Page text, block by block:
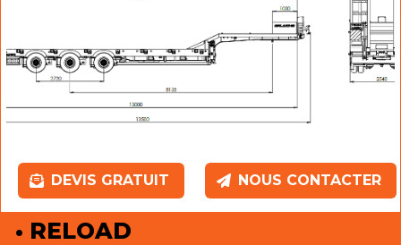
DEVIS GRATUIT NOUS CONTACTER
• RELOAD